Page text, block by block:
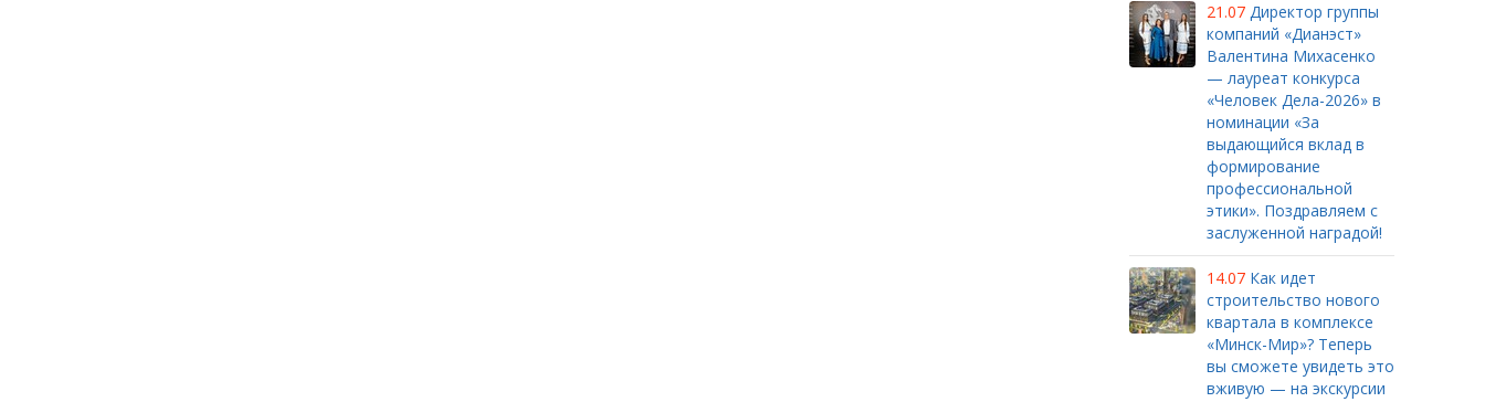
21.07 Директор группы
компаний «Дианэст»
Валентина Михасенко
— лауреат конкурса
«Человек Дела-2026» в
номинации «За
выдающийся вклад в
формирование
профессиональной
этики». Поздравляем с
заслуженной наградой!
14.07 Как идет
строительство нового
квартала в комплексе
«Минск-Мир»? Теперь
вы сможете увидеть это
вживую — на экскурсии